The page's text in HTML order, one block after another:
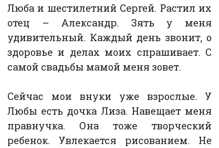
Люба и шестилетний Сергей. Растил их
отец – Александр. Зять у меня
удивительный. Каждый день звонит, о
здоровье и делах моих спрашивает. С
самой свадьбы мамой меня зовет.
Сейчас мои внуки уже взрослые. У
Любы есть дочка Лиза. Навещает меня
правнучка. Она тоже творческий
ребенок. Увлекается рисованием. Не